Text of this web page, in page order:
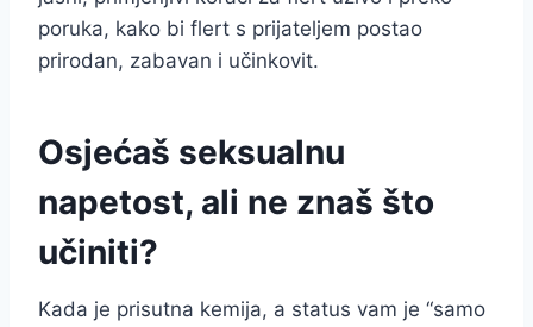
poruka, kako bi flert s prijateljem postao
prirodan, zabavan i učinkovit.
Osjećaš seksualnu
napetost, ali ne znaš što
učiniti?
Kada je prisutna kemija, a status vam je “samo